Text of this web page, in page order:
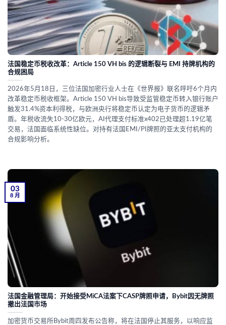
法国稳定币税收改革：Article 150 VH bis 的逻辑断裂与 EMI 持牌机构的
合规困局
2026年5月18日，三位法国加密行业人士在《世界报》联名呼吁6个月内
改革稳定币税收框架。Article 150 VH bis导致受监管稳定币转入银行账户
触发31.4%资本利得税，与欧洲央行将稳定币认定为电子货币的逻辑矛
盾。年税收流失10-30亿欧元，AI代理支付标准x402已处理超1.19亿笔
交易，法国面临系统性缺位。对持有法国EMI/PI牌照的亚太支付机构的
合规影响分析。
法国金融管理局：开始接受MiCA法案下CASP牌照申请，Bybit因无牌照
撤出法国市场
加密货币交易所Bybit周四发布公告称，将在法国停止其服务，以响应监
03
8 月